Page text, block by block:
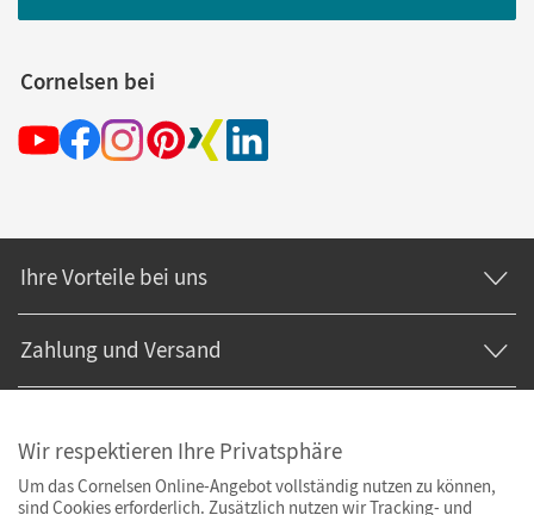
Cornelsen bei
Ihre Vorteile bei uns
Zahlung und Versand
Wir respektieren Ihre Privatsphäre
Um das Cornelsen Online-Angebot vollständig nutzen zu können,
sind Cookies erforderlich. Zusätzlich nutzen wir Tracking- und